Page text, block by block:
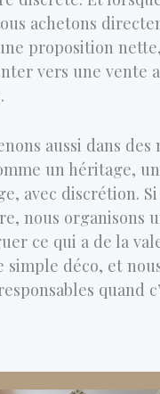
achetons
proposition
vers une vente
aussi dans des
un héritage,
avec discrétion.
nous organisons
ce qui a de la
simple déco, et
quand